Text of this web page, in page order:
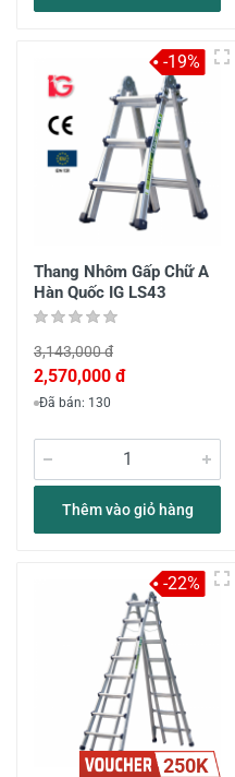
Thang Nhôm Gấp Chữ A
Hàn Quốc IG LS43
3,143,000 đ
2,570,000 đ
Đã bán: 130
Thêm vào giỏ hàng
-19%
250K
-22%